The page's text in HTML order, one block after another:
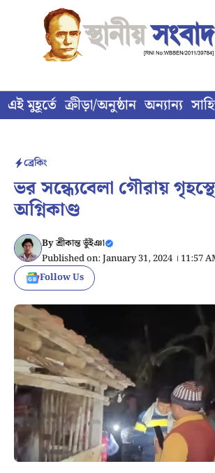
content
এই মুহূর্তে ক্রীড়া/অনুষ্ঠান অন্যান্য
ব্রেকিং
ভর সন্ধ্যেবেলা গৌরায়
অগ্নিকাণ্ড
Byশ্রীকান্ত ভুঁইঞা
Published on: January 31, 2024 । 11:57
Follow Us